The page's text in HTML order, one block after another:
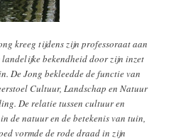
kreeg tijdens zijn professoraat aan
bekendheid door zijn inzet
De Jong bekleedde de functie van
Cultuur, Landschap en Natuur
De relatie tussen cultuur en
de natuur en de betekenis van tuin,
vormde de rode draad in zijn